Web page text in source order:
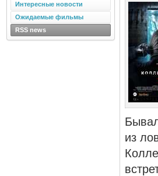
из
Интересные новости
Ожидаемые фильмы
RSS news